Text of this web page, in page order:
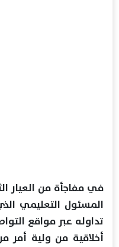
في مفاجأة من العيار
المسئول التعليمي
تداوله عبر مواقع
أخلاقية من ولية أمر